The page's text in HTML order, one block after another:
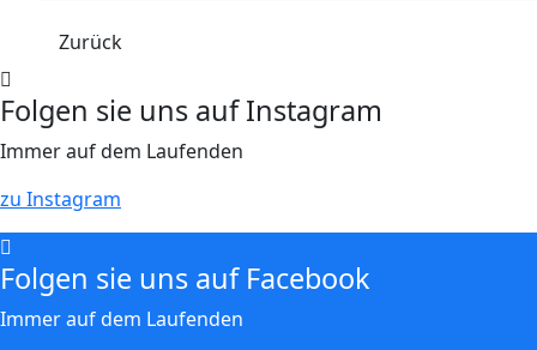
Zurück
Folgen sie uns auf Instagram
Immer auf dem Laufenden
zu Instagram
Folgen sie uns auf Facebook
Immer auf dem Laufenden